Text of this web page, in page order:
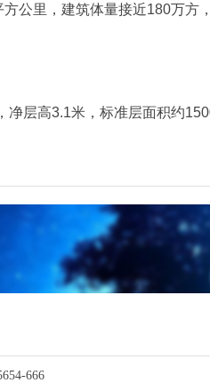
公里，建筑体量接近180万方
层高3.1米，标准层面积约
666